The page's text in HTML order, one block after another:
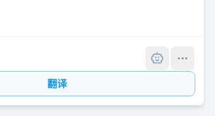
翻译